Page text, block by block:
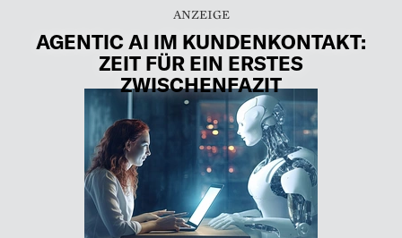
AGENTIC AI IM KUNDENKONTAKT:
ZEIT FÜR EIN ERSTES
ZWISCHENFAZIT